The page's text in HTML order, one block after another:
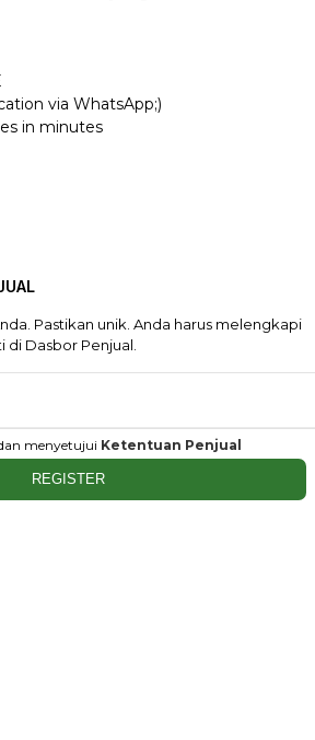
via WhatsApp;)
in minutes
Pastikan unik. Anda harus melengkapi
di Dasbor Penjual.
menyetujui Ketentuan Penjual
REGISTER